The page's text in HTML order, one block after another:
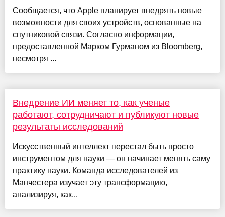
Сообщается, что Apple планирует внедрять новые
возможности для своих устройств, основанные на
спутниковой связи. Согласно информации,
предоставленной Марком Гурманом из Bloomberg,
несмотря ...
Внедрение ИИ меняет то, как ученые
работают, сотрудничают и публикуют новые
результаты исследований
Искусственный интеллект перестал быть просто
инструментом для науки — он начинает менять саму
практику науки. Команда исследователей из
Манчестера изучает эту трансформацию,
анализируя, как...